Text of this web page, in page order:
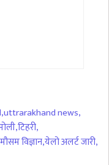
,uttrarakhand news,
,टिहरी,
मौसम विज्ञान,येलो अलर्ट जारी,